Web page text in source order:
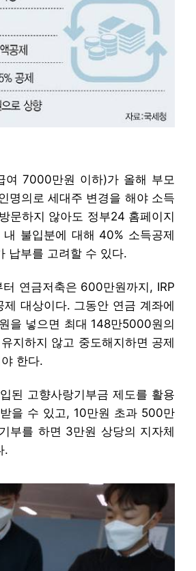
여 7000만원 이하)가 올해 부모
명의로 세대주 변경을 해야 소득
문하지 않아도 정부24 홈페이지
불입분에 대해 40% 소득공제
납부를 고려할 수 있다.
연금저축은 600만원까지, IRP
대상이다. 그동안 연금 계좌에
을 넣으면 최대 148만5000원의
지하지 않고 중도해지하면 공제
한다.
된 고향사랑기부금 제도를 활용
을 수 있고, 10만원 초과 500만
부를 하면 3만원 상당의 지자체
.